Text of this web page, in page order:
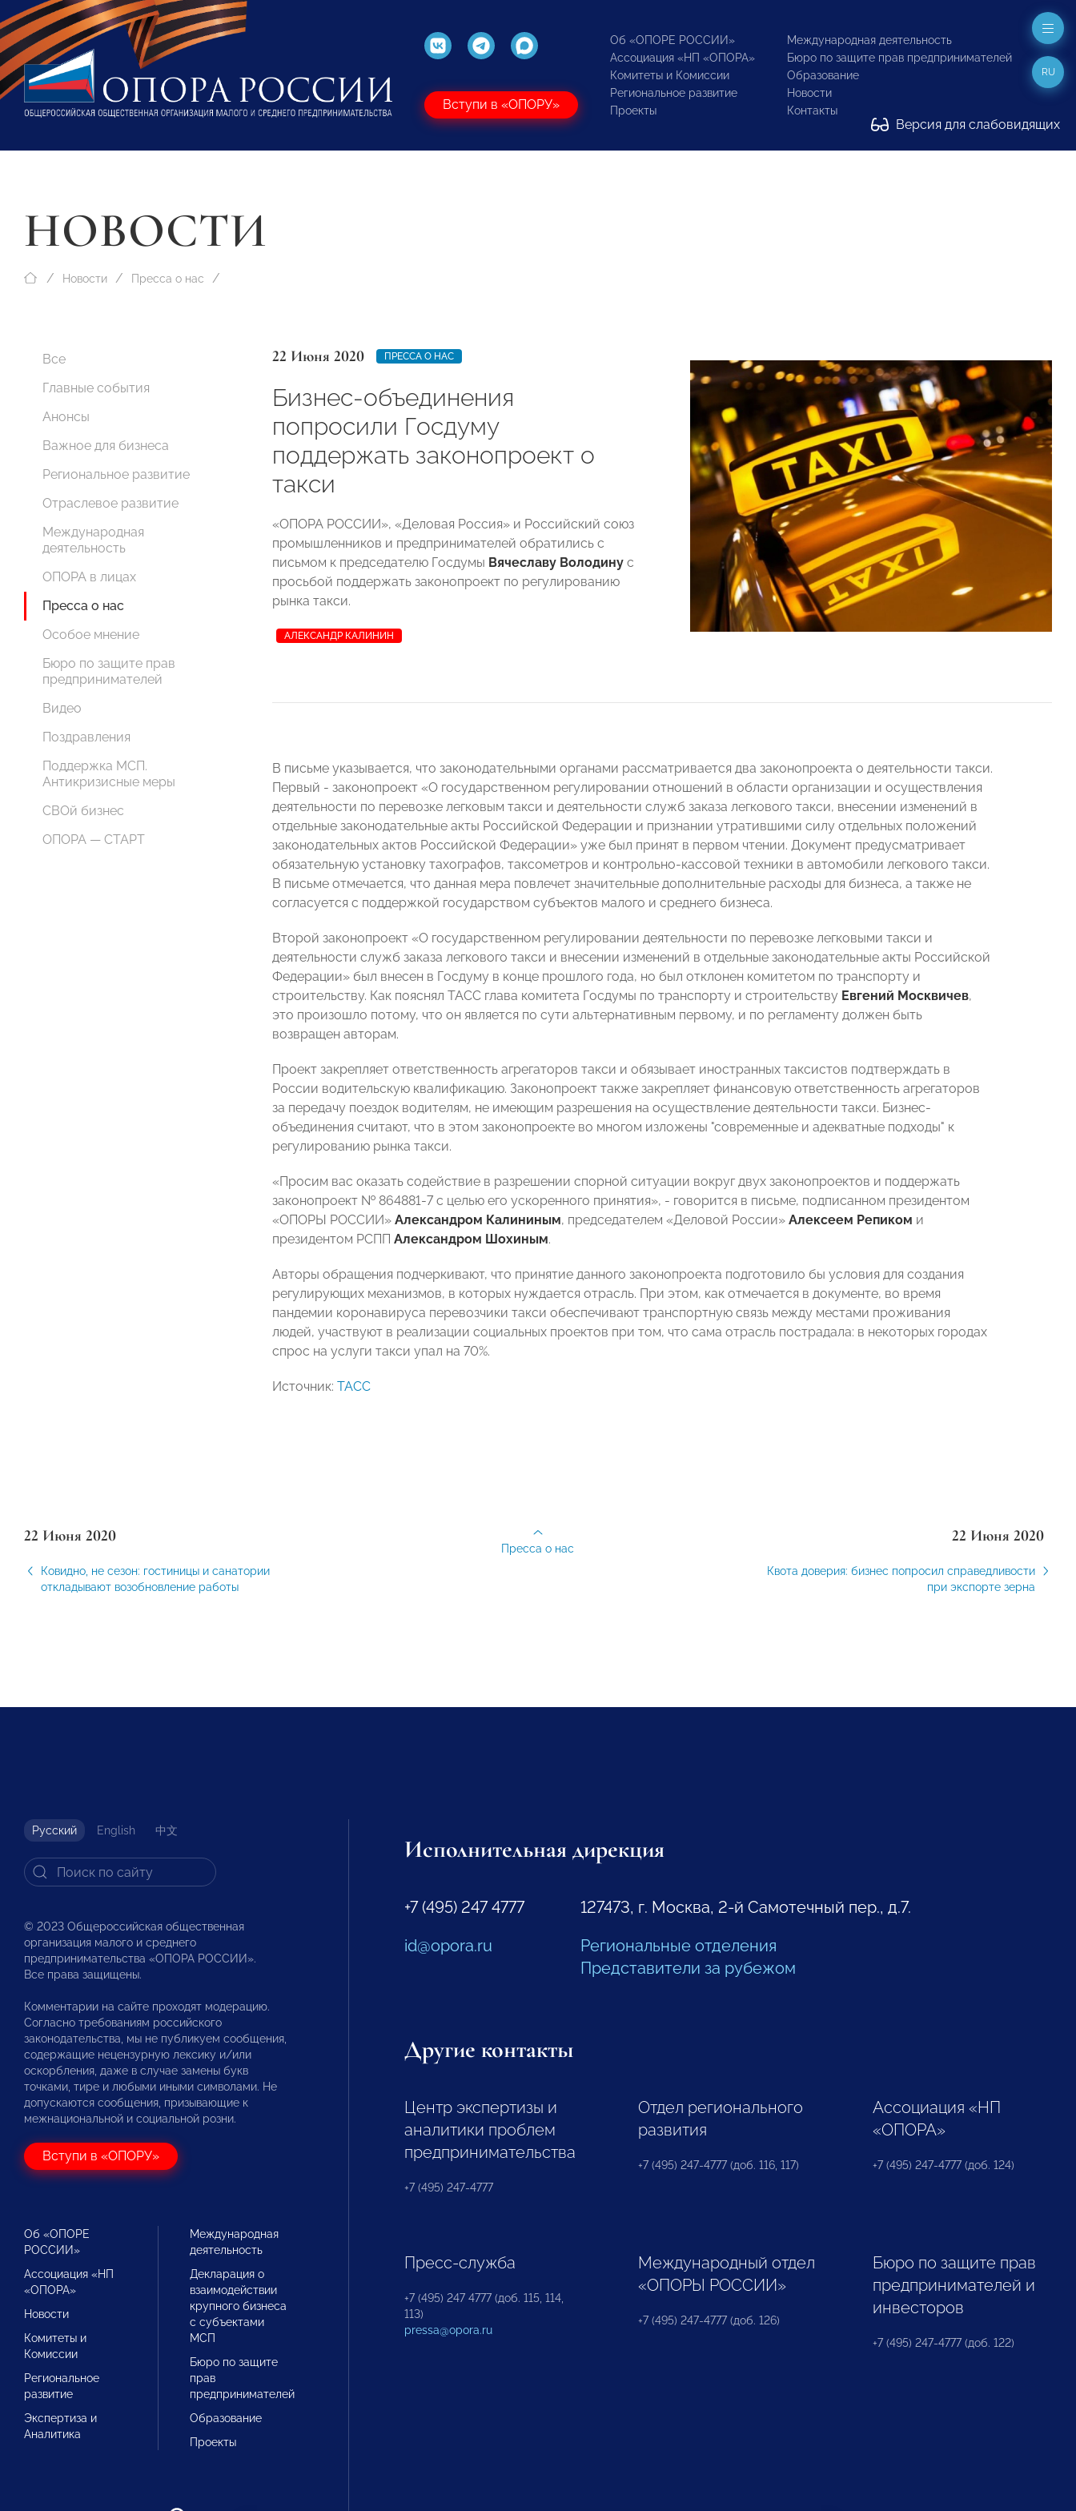
Вступи в «ОПОРУ»
Об «ОПОРЕ РОССИИ»
Ассоциация «НП «ОПОРА»
Комитеты и Комиссии
Региональное развитие
Проекты
Международная деятельность
Бюро по защите прав предпринимателей
Образование
Новости
Контакты
Версия для слабовидящих
RU
НОВОСТИ
Новости Пресса о нас
Все
Главные события
Анонсы
Важное для бизнеса
Региональное развитие
Отраслевое развитие
Международная
деятельность
ОПОРА в лицах
Пресса о нас
Особое мнение
Бюро по защите прав
предпринимателей
Видео
Поздравления
Поддержка МСП.
Антикризисные меры
СВОй бизнес
ОПОРА — СТАРТ
22 Июня 2020 ПРЕССА О НАС
Бизнес-объединения
попросили Госдуму
поддержать законопроект о
такси
«ОПОРА РОССИИ», «Деловая Россия» и Российский союз
промышленников и предпринимателей обратились с
письмом к председателю Госдумы Вячеславу Володину с
просьбой поддержать законопроект по регулированию
рынка такси.
АЛЕКСАНДР КАЛИНИН
В письме указывается, что законодательными органами рассматривается два законопроекта о деятельности такси.
Первый - законопроект «О государственном регулировании отношений в области организации и осуществления
деятельности по перевозке легковым такси и деятельности служб заказа легкового такси, внесении изменений в
отдельные законодательные акты Российской Федерации и признании утратившими силу отдельных положений
законодательных актов Российской Федерации» уже был принят в первом чтении. Документ предусматривает
обязательную установку тахографов, таксометров и контрольно-кассовой техники в автомобили легкового такси.
В письме отмечается, что данная мера повлечет значительные дополнительные расходы для бизнеса, а также не
согласуется с поддержкой государством субъектов малого и среднего бизнеса.
Второй законопроект «О государственном регулировании деятельности по перевозке легковыми такси и
деятельности служб заказа легкового такси и внесении изменений в отдельные законодательные акты Российской
Федерации» был внесен в Госдуму в конце прошлого года, но был отклонен комитетом по транспорту и
строительству. Как пояснял ТАСС глава комитета Госдумы по транспорту и строительству Евгений Москвичев,
это произошло потому, что он является по сути альтернативным первому, и по регламенту должен быть
возвращен авторам.
Проект закрепляет ответственность агрегаторов такси и обязывает иностранных таксистов подтверждать в
России водительскую квалификацию. Законопроект также закрепляет финансовую ответственность агрегаторов
за передачу поездок водителям, не имеющим разрешения на осуществление деятельности такси. Бизнес-
объединения считают, что в этом законопроекте во многом изложены "современные и адекватные подходы" к
регулированию рынка такси.
«Просим вас оказать содействие в разрешении спорной ситуации вокруг двух законопроектов и поддержать
законопроект № 864881-7 с целью его ускоренного принятия», - говорится в письме, подписанном президентом
«ОПОРЫ РОССИИ» Александром Калининым, председателем «Деловой России» Алексеем Репиком и
президентом РСПП Александром Шохиным.
Авторы обращения подчеркивают, что принятие данного законопроекта подготовило бы условия для создания
регулирующих механизмов, в которых нуждается отрасль. При этом, как отмечается в документе, во время
пандемии коронавируса перевозчики такси обеспечивают транспортную связь между местами проживания
людей, участвуют в реализации социальных проектов при том, что сама отрасль пострадала: в некоторых городах
спрос на услуги такси упал на 70%.
Источник: ТАСС
22 Июня 2020
Ковидно, не сезон: гостиницы и санатории
откладывают возобновление работы
22 Июня 2020
Квота доверия: бизнес попросил справедливости
при экспорте зерна
Пресса о нас
Русский English 中文
© 2023 Общероссийская общественная
организация малого и среднего
предпринимательства «ОПОРА РОССИИ».
Все права защищены.
Комментарии на сайте проходят модерацию.
Согласно требованиям российского
законодательства, мы не публикуем сообщения,
содержащие нецензурную лексику и/или
оскорбления, даже в случае замены букв
точками, тире и любыми иными символами. Не
допускаются сообщения, призывающие к
межнациональной и социальной розни.
Вступи в «ОПОРУ»
Об «ОПОРЕ
РОССИИ»
Ассоциация «НП
«ОПОРА»
Новости
Комитеты и
Комиссии
Региональное
развитие
Экспертиза и
Аналитика
Международная
деятельность
Декларация о
взаимодействии
крупного бизнеса
с субъектами
МСП
Бюро по защите
прав
предпринимателей
Образование
Проекты
Исполнительная дирекция
+7 (495) 247 4777
id@opora.ru
127473, г. Москва, 2-й Самотечный пер., д.7.
Региональные отделения
Представители за рубежом
Другие контакты
Центр экспертизы и
аналитики проблем
предпринимательства
+7 (495) 247-4777
Отдел регионального
развития
+7 (495) 247-4777 (доб. 116, 117)
Ассоциация «НП
«ОПОРА»
+7 (495) 247-4777 (доб. 124)
Пресс-служба
+7 (495) 247 4777 (доб. 115, 114,
113)
pressa@opora.ru
Международный отдел
«ОПОРЫ РОССИИ»
+7 (495) 247-4777 (доб. 126)
Бюро по защите прав
предпринимателей и
инвесторов
+7 (495) 247-4777 (доб. 122)